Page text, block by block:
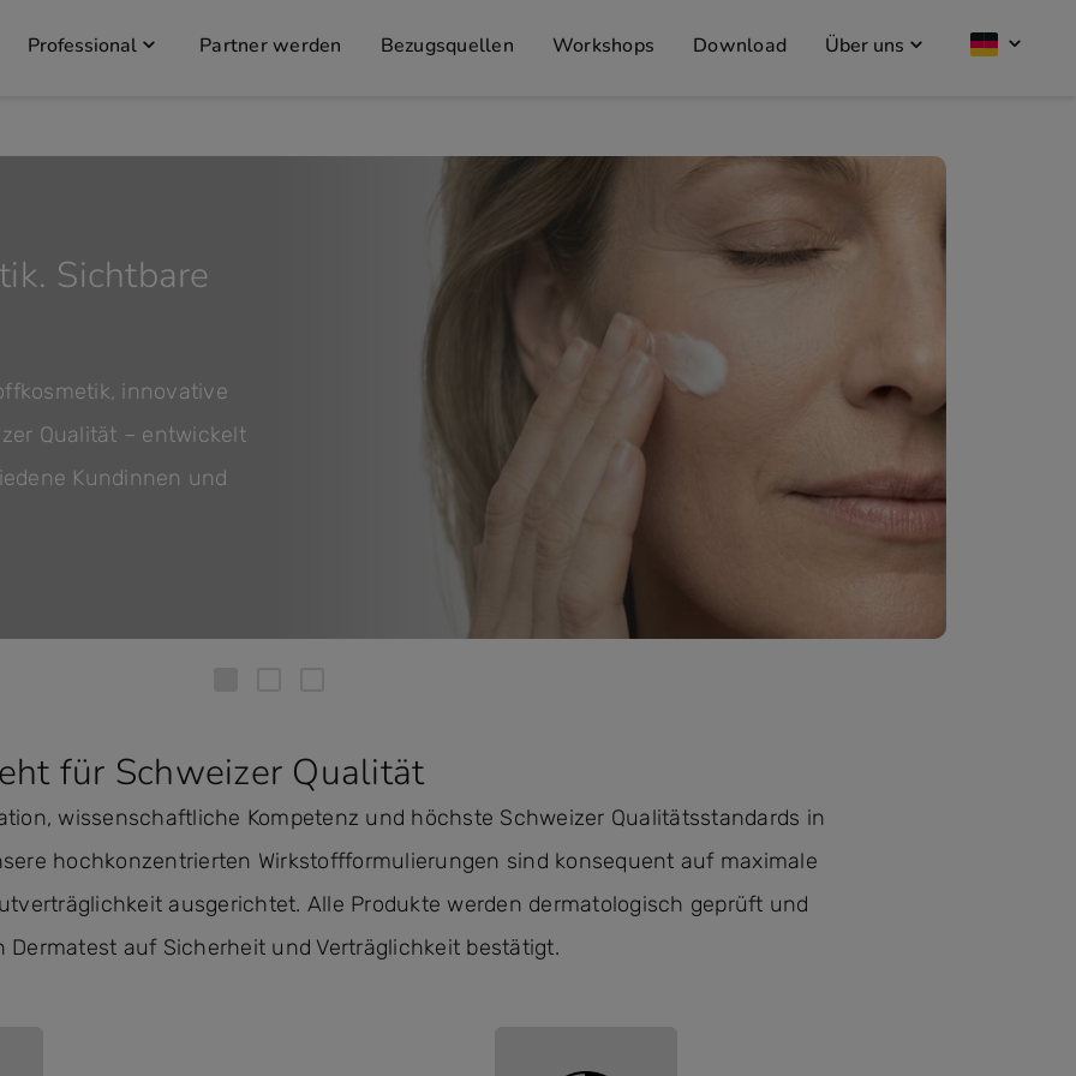
Professional Partner werden Bezugsquellen Workshops Download Über uns
Intensive Feuchtigkeit
Unsere MOISTURISING Linie
verbessert ihre Elastizität und
strahlende Haut – ideal für die
professionelle Behandlungen.
für Schweizer Qualität
wissenschaftliche Kompetenz und höchste Schweizer Qualitätsstandards in
hochkonzentrierten Wirkstoffformulierungen sind konsequent auf maximale
ausgerichtet. Alle Produkte werden dermatologisch geprüft und
Dermatest auf Sicherheit und Verträglichkeit bestätigt.